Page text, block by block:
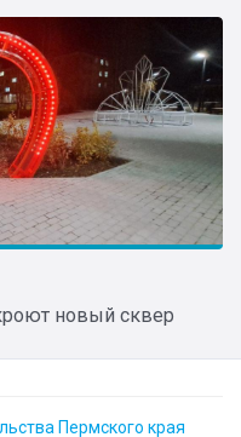
новый сквер
Пермского края